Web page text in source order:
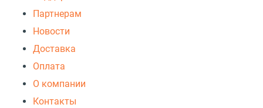
Партнерам
Новости
Доставка
Оплата
О компании
Контакты